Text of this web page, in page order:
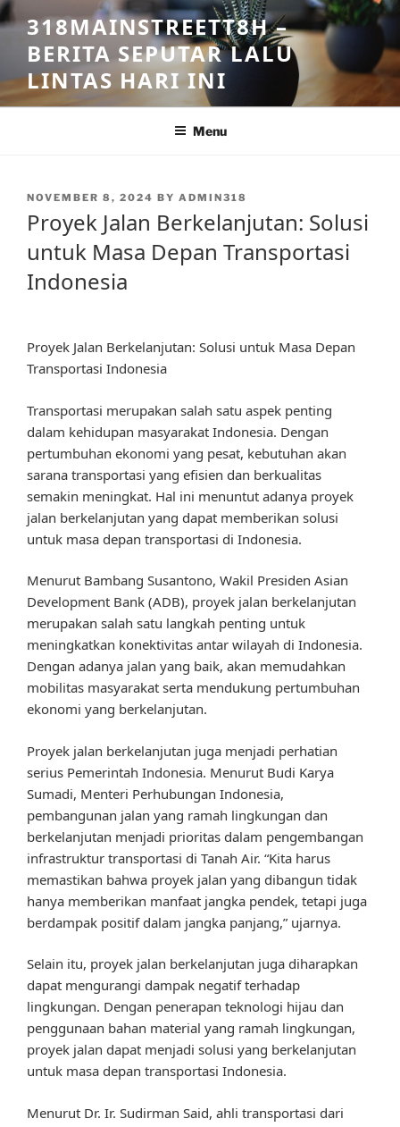
Skip
to
content
318MAINSTREETT8H –
BERITA SEPUTAR LALU
LINTAS HARI INI
Menu
POSTED
NOVEMBER 8, 2024 BY ADMIN318
Proyek Jalan Berkelanjutan: Solusi
untuk Masa Depan Transportasi
Indonesia
Proyek Jalan Berkelanjutan: Solusi untuk Masa Depan
Transportasi Indonesia
Transportasi merupakan salah satu aspek penting
dalam kehidupan masyarakat Indonesia. Dengan
pertumbuhan ekonomi yang pesat, kebutuhan akan
sarana transportasi yang efisien dan berkualitas
semakin meningkat. Hal ini menuntut adanya proyek
jalan berkelanjutan yang dapat memberikan solusi
untuk masa depan transportasi di Indonesia.
Menurut Bambang Susantono, Wakil Presiden Asian
Development Bank (ADB), proyek jalan berkelanjutan
merupakan salah satu langkah penting untuk
meningkatkan konektivitas antar wilayah di Indonesia.
Dengan adanya jalan yang baik, akan memudahkan
mobilitas masyarakat serta mendukung pertumbuhan
ekonomi yang berkelanjutan.
Proyek jalan berkelanjutan juga menjadi perhatian
serius Pemerintah Indonesia. Menurut Budi Karya
Sumadi, Menteri Perhubungan Indonesia,
pembangunan jalan yang ramah lingkungan dan
berkelanjutan menjadi prioritas dalam pengembangan
infrastruktur transportasi di Tanah Air. “Kita harus
memastikan bahwa proyek jalan yang dibangun tidak
hanya memberikan manfaat jangka pendek, tetapi juga
berdampak positif dalam jangka panjang,” ujarnya.
Selain itu, proyek jalan berkelanjutan juga diharapkan
dapat mengurangi dampak negatif terhadap
lingkungan. Dengan penerapan teknologi hijau dan
penggunaan bahan material yang ramah lingkungan,
proyek jalan dapat menjadi solusi yang berkelanjutan
untuk masa depan transportasi Indonesia.
Menurut Dr. Ir. Sudirman Said, ahli transportasi dari